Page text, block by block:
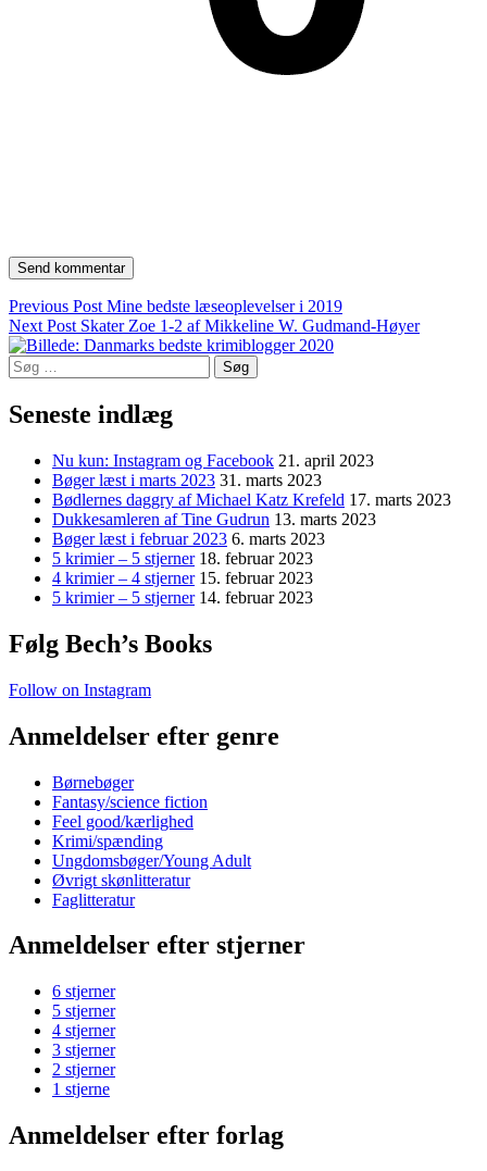
Indlægsnavigation
Previous Post Mine bedste læseoplevelser i 2019
Next Post Skater Zoe 1-2 af Mikkeline W. Gudmand-Høyer
Søg
efter:
Seneste indlæg
Nu kun: Instagram og Facebook 21. april 2023
Bøger læst i marts 2023 31. marts 2023
Bødlernes daggry af Michael Katz Krefeld 17. marts 2023
Dukkesamleren af Tine Gudrun 13. marts 2023
Bøger læst i februar 2023 6. marts 2023
5 krimier – 5 stjerner 18. februar 2023
4 krimier – 4 stjerner 15. februar 2023
5 krimier – 5 stjerner 14. februar 2023
Følg Bech’s Books
Follow on Instagram
Anmeldelser efter genre
Børnebøger
Fantasy/science fiction
Feel good/kærlighed
Krimi/spænding
Ungdomsbøger/Young Adult
Øvrigt skønlitteratur
Faglitteratur
Anmeldelser efter stjerner
6 stjerner
5 stjerner
4 stjerner
3 stjerner
2 stjerner
1 stjerne
Anmeldelser efter forlag